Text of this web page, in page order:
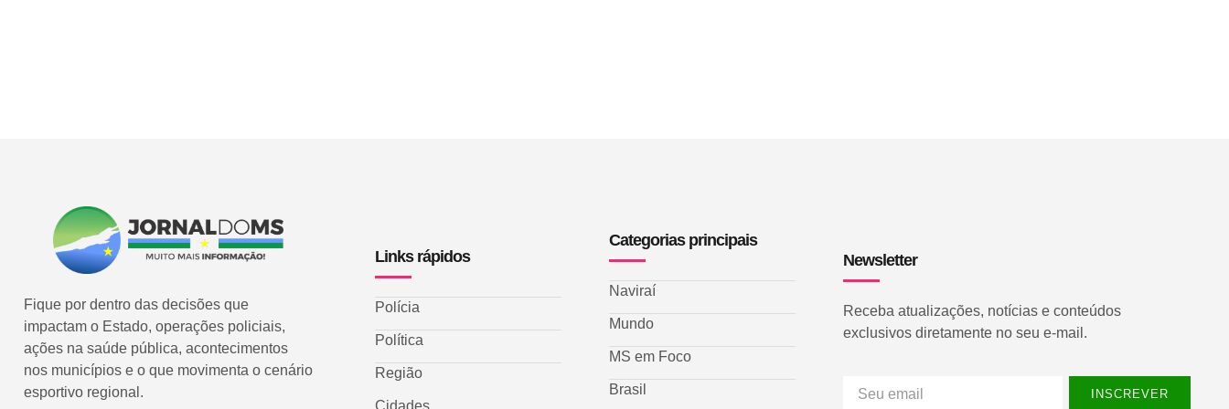
Fique por dentro das decisões que
impactam o Estado, operações policiais,
ações na saúde pública, acontecimentos
nos municípios e o que movimenta o cenário
esportivo regional.
Links rápidos
Polícia
Política
Região
Cidades
Categorias principais
Naviraí
Mundo
MS em Foco
Brasil
Newsletter
Receba atualizações, notícias e conteúdos
exclusivos diretamente no seu e-mail.
INSCREVER